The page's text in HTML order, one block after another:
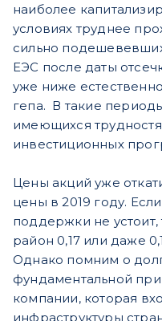
наиболее
условиях труднее
сильно
ЕЭС после даты
уже ниже
гепа. В такие
имеющихся
инвестиционных
Цены акций уже
цены в 2019 году.
поддержки не устоит,
район 0,17 или даже
Однако помним о
фундаментальной
компании, которая
инфраструктуры